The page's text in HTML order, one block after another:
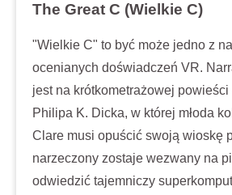
The Great C (Wielkie C)
"Wielkie C" to być może jedno z
ocenianych doświadczeń VR.
jest na krótkometrażowej
Philipa K. Dicka, w której młoda
Clare musi opuścić swoją wioskę
narzeczony zostaje wezwany na
odwiedzić tajemniczy